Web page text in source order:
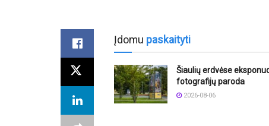
Įdomu paskaityti
Šiaulių erdvėse
fotografijų paroda
2026-08-06